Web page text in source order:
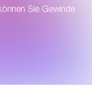
Sie Gewinde